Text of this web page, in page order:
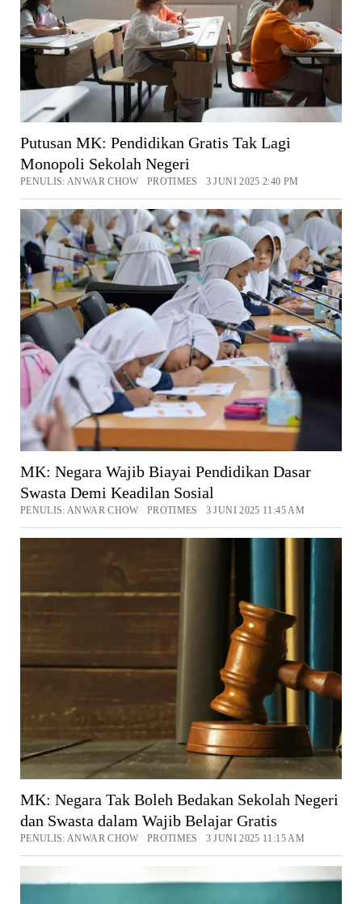
Putusan MK: Pendidikan Gratis Tak Lagi
Monopoli Sekolah Negeri
PENULIS: ANWAR CHOW PROTIMES 3 JUNI 2025 2:40 PM
MK: Negara Wajib Biayai Pendidikan Dasar
Swasta Demi Keadilan Sosial
PENULIS: ANWAR CHOW PROTIMES 3 JUNI 2025 11:45 AM
MK: Negara Tak Boleh Bedakan Sekolah Negeri
dan Swasta dalam Wajib Belajar Gratis
PENULIS: ANWAR CHOW PROTIMES 3 JUNI 2025 11:15 AM